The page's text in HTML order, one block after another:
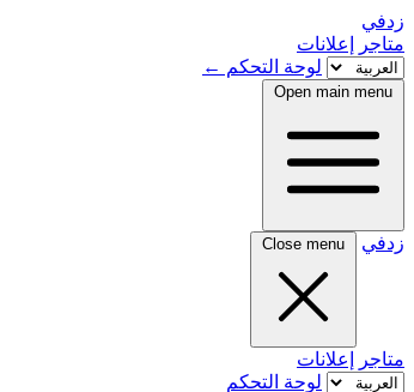
زدفي
متاجر
إعلانات
لوحة التحكم ←
Open main menu
زدفي Close menu
متاجر
إعلانات
لوحة التحكم